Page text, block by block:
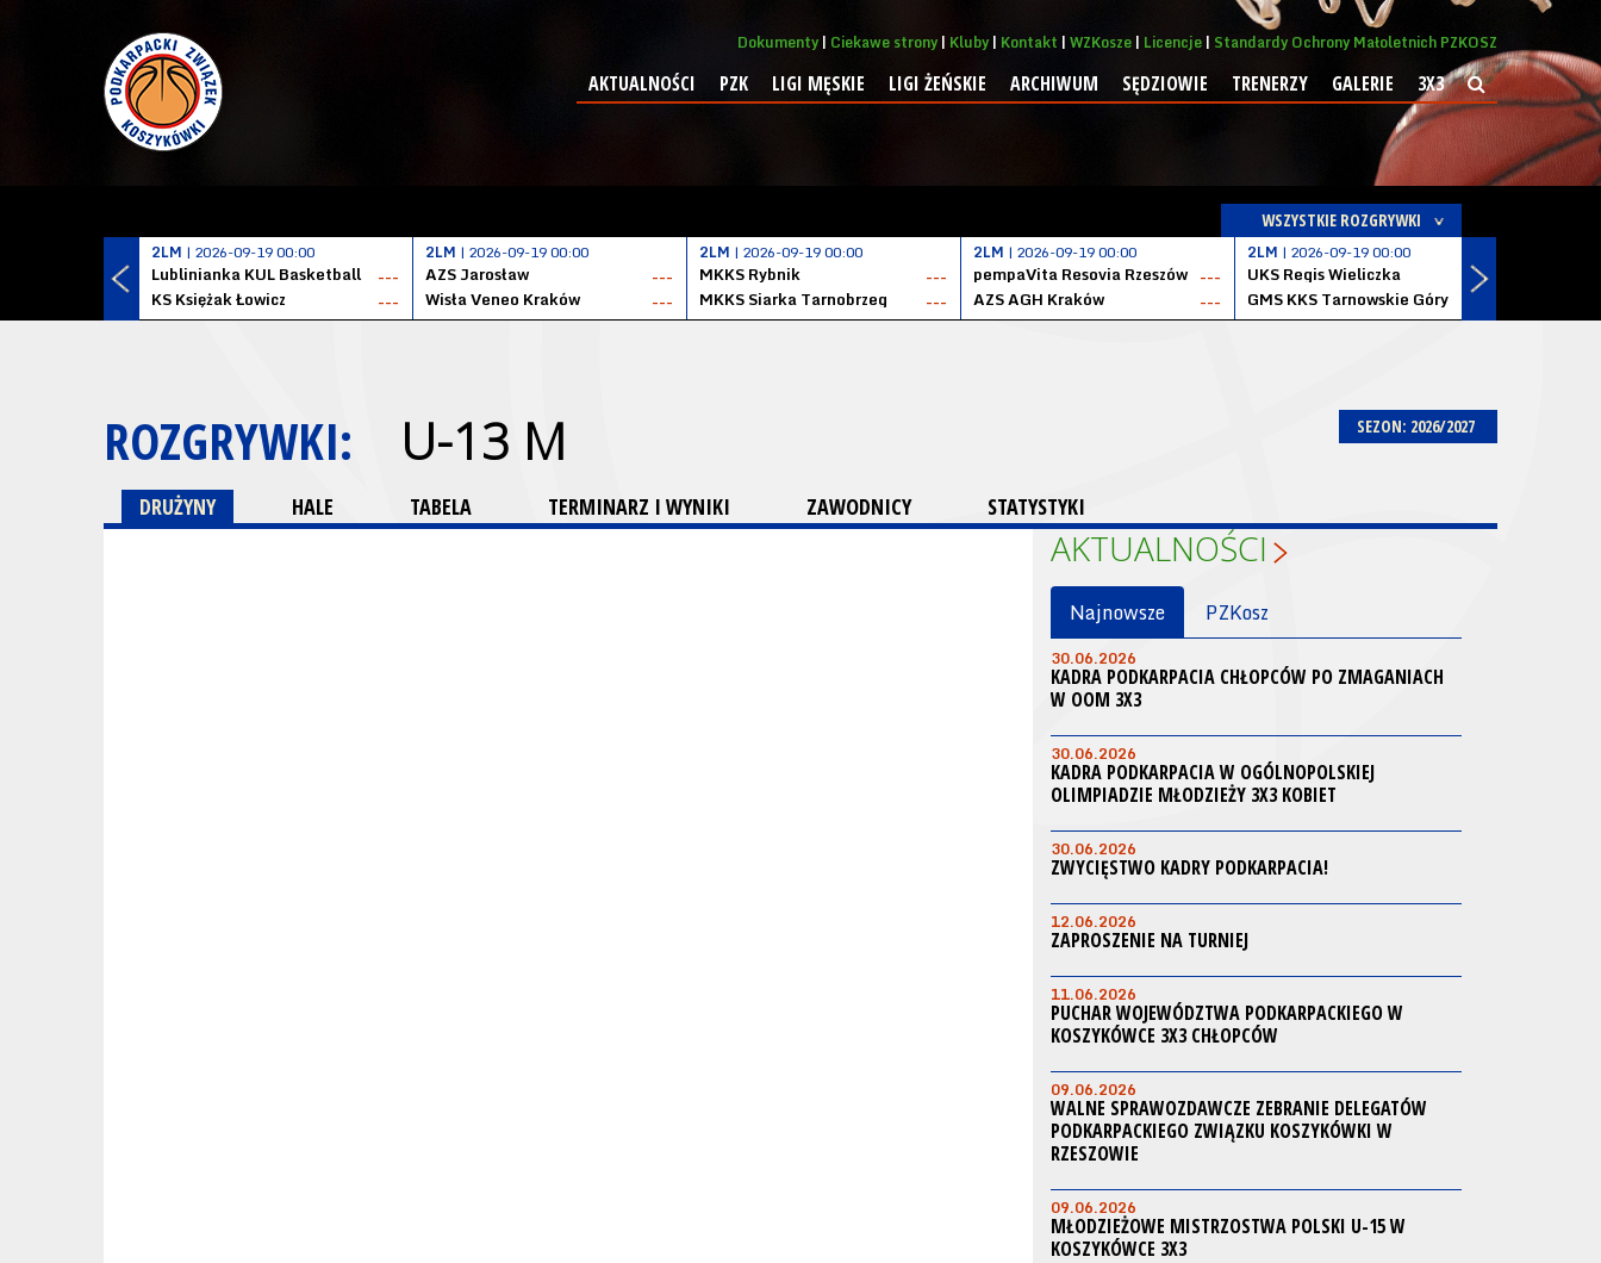
Dokumenty Ciekawe strony Kluby Kontakt WZKosze Licencje Standardy Ochrony Małoletnich PZKOSZ
AKTUALNOŚCI PZK LIGI MĘSKIE LIGI ŻEŃSKIE ARCHIWUM SĘDZIOWIE TRENERZY GALERIE 3X3
WSZYSTKIE ROZGRYWKI
2LM | 2026-09-19 00:00
Lublinianka KUL Basketball
---
KS Księżak Łowicz
---
2LM | 2026-09-19 00:00
AZS Jarosław
---
Wisła Veneo Kraków
---
2LM | 2026-09-19 00:00
MKKS Rybnik
---
MKKS Siarka Tarnobrzeg
---
2LM | 2026-09-19 00:00
pempaVita Resovia Rzeszów ---
AZS AGH Kraków
---
2LM | 2026-09-19 00:00
UKS Regis Wieliczka
---
GMS KKS Tarnowskie Góry
SEZON: 2026/2027
ROZGRYWKI: U-13 M
DRUŻYNY HALE TABELA TERMINARZ I WYNIKI ZAWODNICY STATYSTYKI
AKTUALNOŚCI
Najnowsze PZKosz
30.06.2026
KADRA PODKARPACIA CHŁOPCÓW PO ZMAGANIACH
W OOM 3X3
30.06.2026
KADRA PODKARPACIA W OGÓLNOPOLSKIEJ
OLIMPIADZIE MŁODZIEŻY 3X3 KOBIET
30.06.2026
ZWYCIĘSTWO KADRY PODKARPACIA!
12.06.2026
ZAPROSZENIE NA TURNIEJ
11.06.2026
PUCHAR WOJEWÓDZTWA PODKARPACKIEGO W
KOSZYKÓWCE 3X3 CHŁOPCÓW
09.06.2026
WALNE SPRAWOZDAWCZE ZEBRANIE DELEGATÓW
PODKARPACKIEGO ZWIĄZKU KOSZYKÓWKI W
RZESZOWIE
09.06.2026
MŁODZIEŻOWE MISTRZOSTWA POLSKI U-15 W
KOSZYKÓWCE 3X3